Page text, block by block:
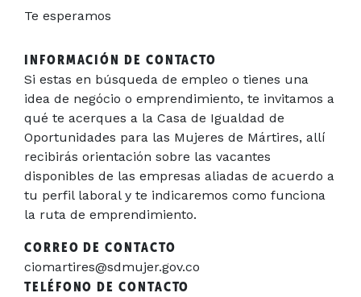
Te esperamos
INFORMACIÓN DE CONTACTO
Si estas en búsqueda de empleo o tienes una
idea de negócio o emprendimiento, te invitamos a
qué te acerques a la Casa de Igualdad de
Oportunidades para las Mujeres de Mártires, allí
recibirás orientación sobre las vacantes
disponibles de las empresas aliadas de acuerdo a
tu perfil laboral y te indicaremos como funciona
la ruta de emprendimiento.
CORREO DE CONTACTO
ciomartires@sdmujer.gov.co
TELÉFONO DE CONTACTO